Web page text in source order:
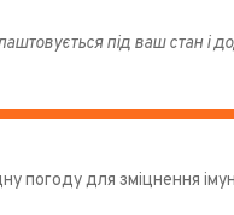
під ваш стан і
погоду для зміцнення